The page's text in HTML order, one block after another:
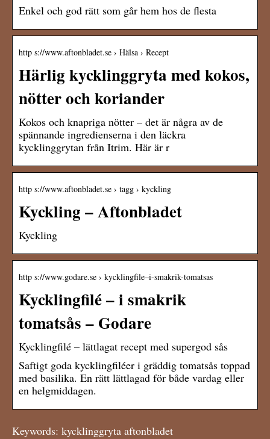
Enkel och god rätt som går hem hos de flesta
http s://www.aftonbladet.se › Hälsa › Recept
Härlig kycklinggryta med kokos,
nötter och koriander
Kokos och knapriga nötter – det är några av de
spännande ingredienserna i den läckra
kycklinggrytan från Itrim. Här är r
http s://www.aftonbladet.se › tagg › kyckling
Kyckling – Aftonbladet
Kyckling
http s://www.godare.se › kycklingfile–i-smakrik-tomatsas
Kycklingfilé – i smakrik
tomatsås – Godare
Kycklingfilé – lättlagat recept med supergod sås
Saftigt goda kycklingfiléer i gräddig tomatsås toppad
med basilika. En rätt lättlagad för både vardag eller
en helgmiddagen.
Keywords: kycklinggryta aftonbladet